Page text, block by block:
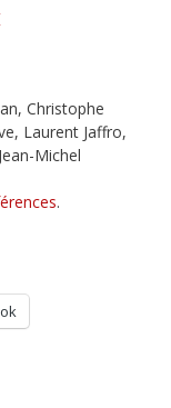
Christophe
Laurent Jaffro,
Michel
.